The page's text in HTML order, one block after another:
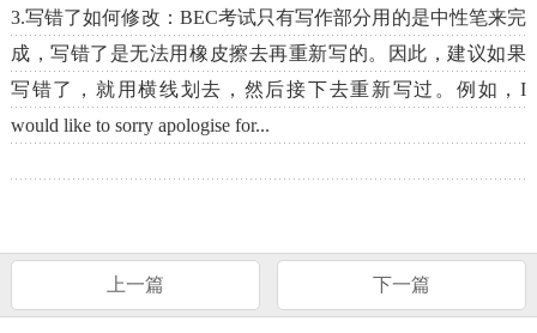
3.写错了如何修改：BEC考试只有写作部分用的是中性笔来完
成，写错了是无法用橡皮擦去再重新写的。因此，建议如果
写错了，就用横线划去，然后接下去重新写过。例如，I
would like to sorry apologise for...
上一篇 下一篇